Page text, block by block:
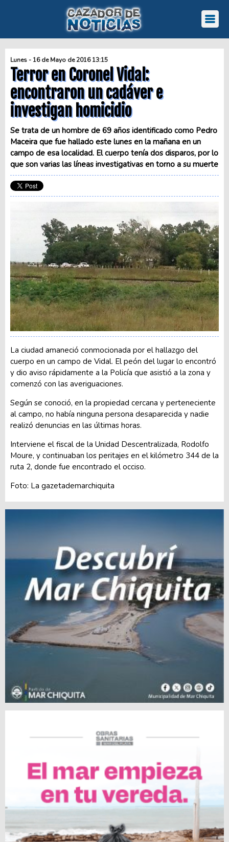
Lunes - 16 de Mayo de 2016 13:15
Terror en Coronel Vidal:
encontraron un cadáver e
investigan homicidio
Se trata de un hombre de 69 años identificado como Pedro
Maceira que fue hallado este lunes en la mañana en un
campo de esa localidad. El cuerpo tenía dos disparos, por lo
que son varias las líneas investigativas en torno a su muerte
La ciudad amaneció conmocionada por el hallazgo del
cuerpo en un campo de Vidal. El peón del lugar lo encontró
y dio aviso rápidamente a la Policía que asistió a la zona y
comenzó con las averiguaciones.
Según se conoció, en la propiedad cercana y perteneciente
al campo, no había ninguna persona desaparecida y nadie
realizó denuncias en las últimas horas.
Interviene el fiscal de la Unidad Descentralizada, Rodolfo
Moure, y continuaban los peritajes en el kilómetro 344 de la
ruta 2, donde fue encontrado el occiso.
Foto: La gazetademarchiquita